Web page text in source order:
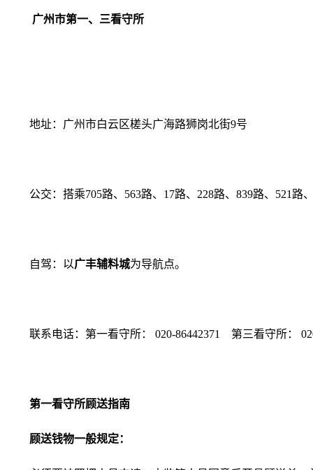
广州市第一、三看守所
地址：广州市白云区槎头广海路狮岗北街9号
公交：搭乘705路、563路、17路、228路、839路、521路
自驾：以广丰辅料城为导航点。
联系电话：第一看守所： 020-86442371 第三看守所：
第一看守所顾送指南
顾送钱物一般规定：